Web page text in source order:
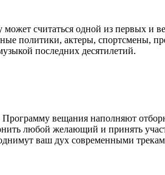
считаться одной из первых
политики, актеры, спортсмены,
последних десятилетий.
вещания наполняют
любой желающий и принять
ваш дух современными